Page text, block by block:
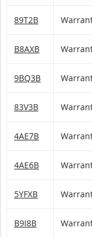
89T2B
B8AXB
9BQ3B
83V3B
4AE7B
4AE6B
5YFXB
B9I8B